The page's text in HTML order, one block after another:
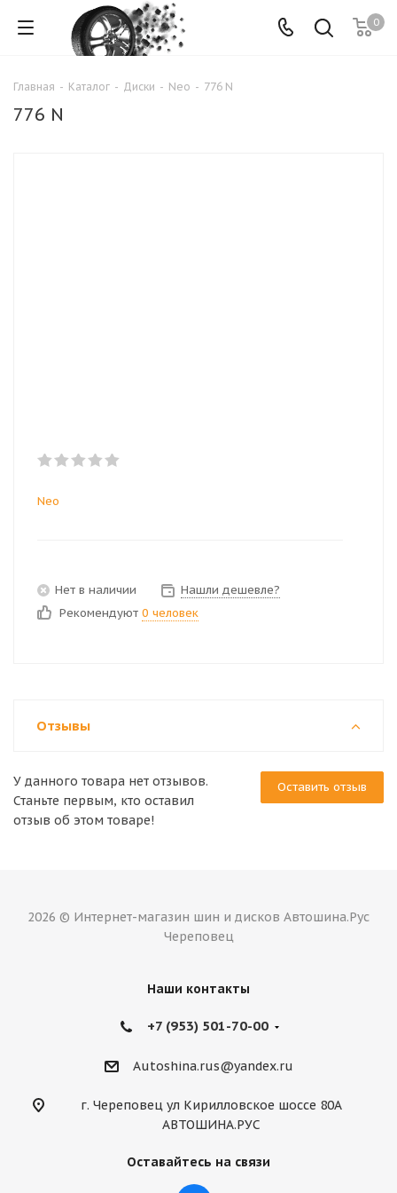
0
Главная - Каталог - Диски - Neo - 776 N
776 N
Neo
Нет в наличии
Нашли дешевле?
Рекомендуют 0 человек
Отзывы
Оставить отзыв
У данного товара нет отзывов.
Станьте первым, кто оставил
отзыв об этом товаре!
2026 © Интернет-магазин шин и дисков Автошина.Рус
Череповец
Наши контакты
+7 (953) 501-70-00
Autoshina.rus@yandex.ru
г. Череповец ул Кирилловское шоссе 80А
АВТОШИНА.РУС
Оставайтесь на связи